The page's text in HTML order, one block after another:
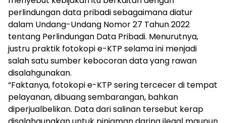
perlindungan data pribadi sebagaimana diatur
dalam Undang-Undang Nomor 27 Tahun 2022
tentang Perlindungan Data Pribadi. Menurutnya,
justru praktik fotokopi e-KTP selama ini menjadi
salah satu sumber kebocoran data yang rawan
disalahgunakan.
“Faktanya, fotokopi e-KTP sering tercecer di tempat
pelayanan, dibuang sembarangan, bahkan
diperjualbelikan. Data dari salinan tersebut kerap